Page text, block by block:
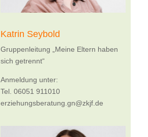
Katrin Seybold
Gruppenleitung „Meine Eltern haben
sich getrennt“
Anmeldung unter:
Tel. 06051 911010
erziehungsberatung.gn@zkjf.de